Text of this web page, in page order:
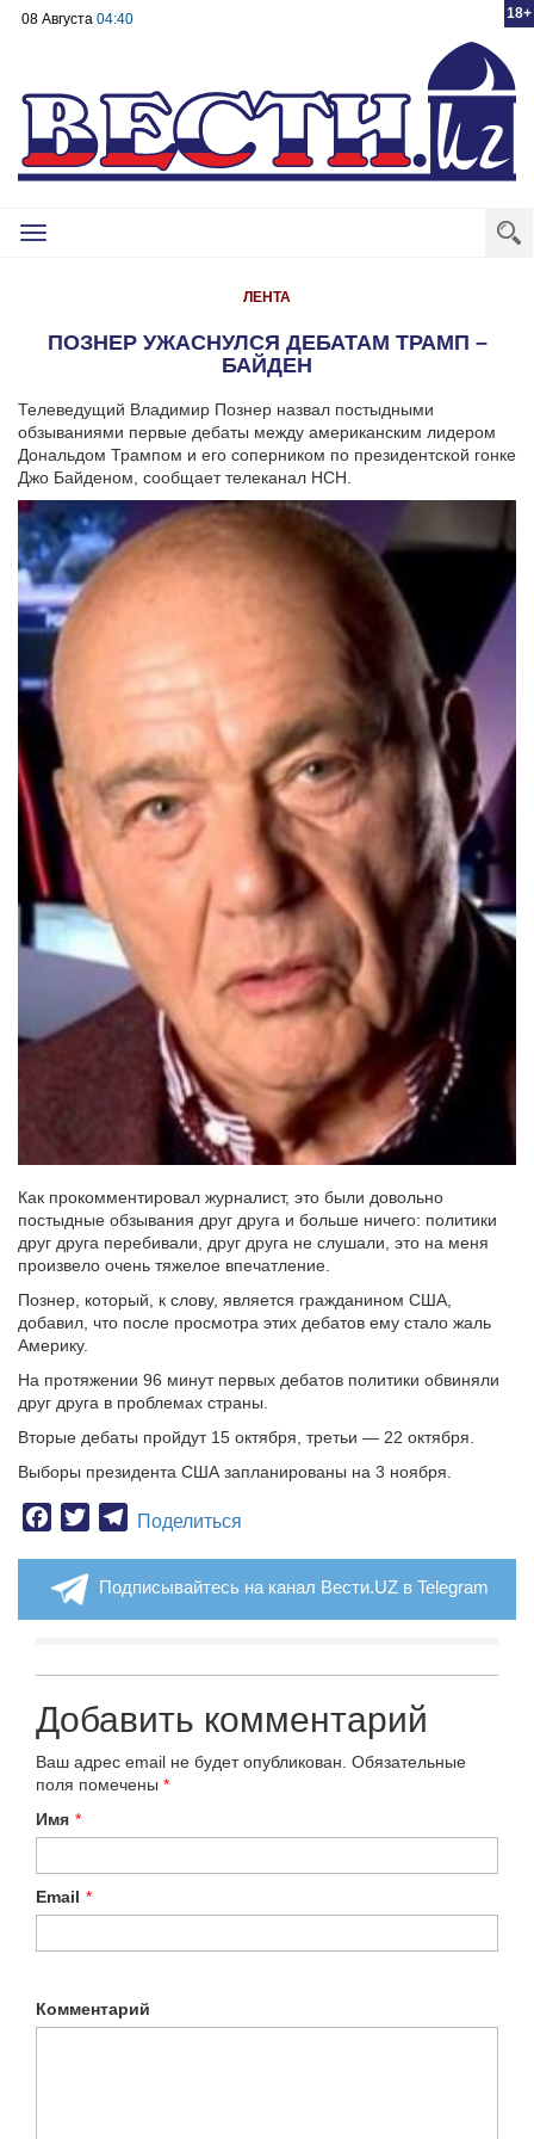
18+
08 Августа 04:40
Toggle
ЛЕНТА
ПОЗНЕР УЖАСНУЛСЯ ДЕБАТАМ ТРАМП –
БАЙДЕН
Телеведущий Владимир Познер назвал постыдными
обзываниями первые дебаты между американским лидером
Дональдом Трампом и его соперником по президентской гонке
Джо Байденом, сообщает телеканал НСН.
Как прокомментировал журналист, это были довольно
постыдные обзывания друг друга и больше ничего: политики
друг друга перебивали, друг друга не слушали, это на меня
произвело очень тяжелое впечатление.
Познер, который, к слову, является гражданином США,
добавил, что после просмотра этих дебатов ему стало жаль
Америку.
На протяжении 96 минут первых дебатов политики обвиняли
друг друга в проблемах страны.
Вторые дебаты пройдут 15 октября, третьи — 22 октября.
Выборы президента США запланированы на 3 ноября.
Facebook
TwitterTelegram
Поделиться
Подписывайтесь на канал Вести.UZ в Telegram
Добавить комментарий
Ваш адрес email не будет опубликован. Обязательные
поля помечены *
Имя *
Email *
Комментарий